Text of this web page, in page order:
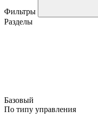
Фильтры
Разделы
Базовый
По типу управления